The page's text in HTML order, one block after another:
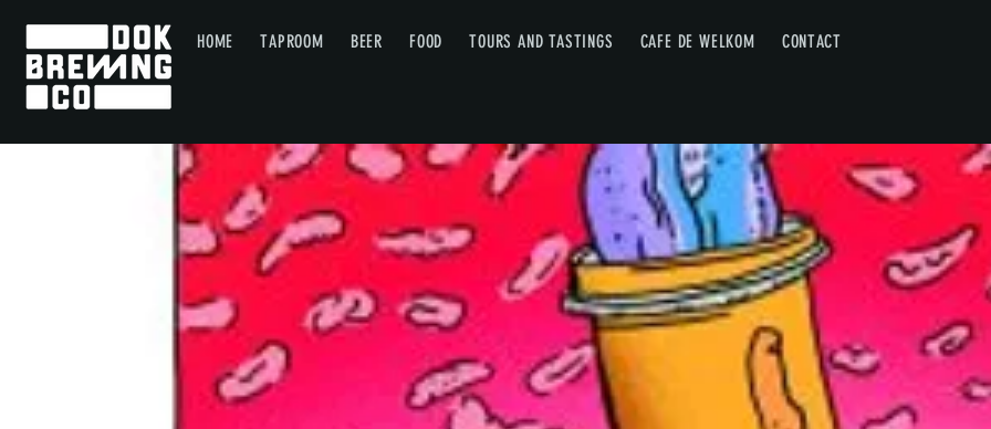
HOME TAPROOM BEER FOOD TOURS AND TASTINGS CAFE DE WELKOM CONTACT